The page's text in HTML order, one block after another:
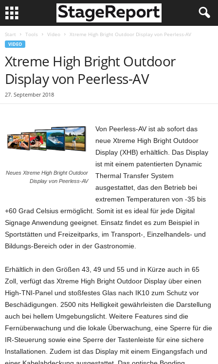
Start Tools Video Xtreme High Bright Outdoor Display von Peerless-AV
VIDEO
Xtreme High Bright Outdoor
Display von Peerless-AV
27. September 2018
Neues Xtreme High Bright Outdoor
Display von Peerless-AV
Von Peerless-AV ist ab sofort das
neue Xtreme High Bright Outdoor
Display (XHB) erhältlich. Das Display
ist mit einem patentierten Dynamic
Thermal Transfer System
ausgestattet, das den Betrieb bei
extremen Temperaturen von -35 bis
+60 Grad Celsius ermöglicht. Somit ist es ideal für jede Digital
Signage Anwendung geeignet. Einsatz findet es zum Beispiel in
Sportstätten und Freizeitparks, im Transport-, Einzelhandels- und
Bildungs-Bereich oder in der Gastronomie.
Erhältlich in den Größen 43, 49 und 55 und in Kürze auch in 65
Zoll, verfügt das Xtreme High Bright Outdoor Display über einen
High-TNI-Panel und stoßfestes Glas nach IK10 zum Schutz vor
Beschädigungen. 2500 nits Helligkeit gewährleisten die Darstellung
auch bei hellem Umgebungslicht. Weitere Features sind die
Fernüberwachung und die lokale Überwachung, eine Sperre für die
IR-Steuerung sowie eine Sperre der Tastenleiste für eine sichere
Installationen. Zudem ist das Display mit einem Eingangsfach und